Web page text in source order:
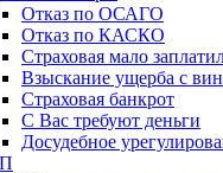
Отказ по ОСАГО
Отказ по КАСКО
Страховая мало
Взыскание ущерба с
Страховая банкрот
С Вас требуют деньги
Досудебное